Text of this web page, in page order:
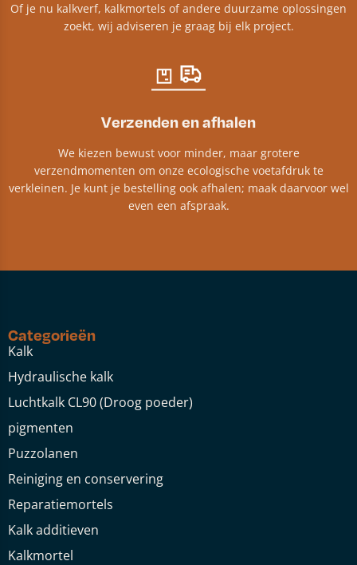
Of je nu kalkverf, kalkmortels of andere duurzame oplossingen
zoekt, wij adviseren je graag bij elk project.​
Verzenden en afhalen
We kiezen bewust voor minder, maar grotere
verzendmomenten om onze ecologische voetafdruk te
verkleinen. Je kunt je bestelling ook afhalen; maak daarvoor wel
even een afspraak.
Categorieën
Kalk
Hydraulische kalk
Luchtkalk CL90 (Droog poeder)
pigmenten
Puzzolanen
Reiniging en conservering
Reparatiemortels
Kalk additieven
Kalkmortel